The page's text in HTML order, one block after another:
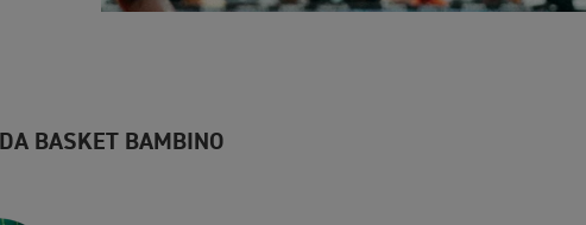
BASKET BAMBINO